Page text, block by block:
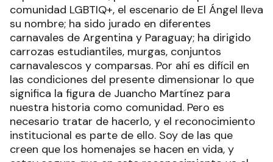
comunidad LGBTIQ+, el escenario de El Ángel lleva
su nombre; ha sido jurado en diferentes
carnavales de Argentina y Paraguay; ha dirigido
carrozas estudiantiles, murgas, conjuntos
carnavalescos y comparsas. Por ahí es difícil en
las condiciones del presente dimensionar lo que
significa la figura de Juancho Martínez para
nuestra historia como comunidad. Pero es
necesario tratar de hacerlo, y el reconocimiento
institucional es parte de ello. Soy de las que
creen que los homenajes se hacen en vida, y